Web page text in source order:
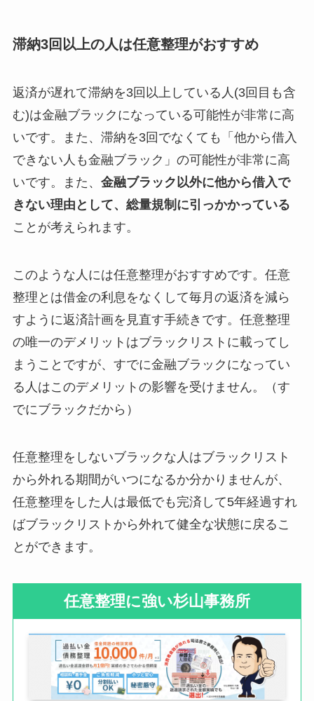
滞納3回以上の人は任意整理がおすすめ
返済が遅れて滞納を3回以上している人(3回目も含
む)は金融ブラックになっている可能性が非常に高
いです。また、滞納を3回でなくても「他から借入
できない人も金融ブラック」の可能性が非常に高
いです。また、 金融ブラック以外に他から借入で
きない理由として、総量規制に引っかかっている
ことが考えられます。
このような人には任意整理がおすすめです。任意
整理とは借金の利息をなくして毎月の返済を減ら
すように返済計画を見直す手続きです。任意整理
の唯一のデメリットはブラックリストに載ってし
まうことですが、すでに金融ブラックになってい
る人はこのデメリットの影響を受けません。（す
でにブラックだから）
任意整理をしないブラックな人はブラックリスト
から外れる期間がいつになるか分かりませんが、
任意整理をした人は最低でも完済して5年経過すれ
ばブラックリストから外れて健全な状態に戻るこ
とができます。
任意整理に強い杉山事務所